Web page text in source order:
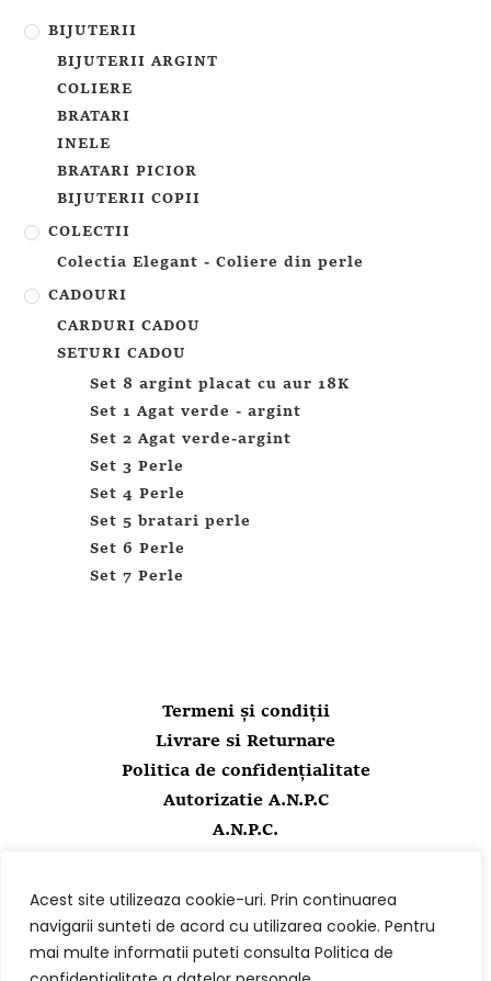
Acest site utilizeaza cookie-uri. Prin continuarea
navigarii sunteti de acord cu utilizarea cookie. Pentru
mai multe informatii puteti consulta Politica de
BIJUTERII
BIJUTERII ARGINT
COLIERE
BRATARI
INELE
BRATARI PICIOR
BIJUTERII COPII
COLECTII
Colectia Elegant - Coliere din perle
CADOURI
CARDURI CADOU
SETURI CADOU
Set 8 argint placat cu aur 18K
Set 1 Agat verde - argint
Set 2 Agat verde-argint
Set 3 Perle
Set 4 Perle
Set 5 bratari perle
Set 6 Perle
Set 7 Perle
Termeni și condiții
Livrare si Returnare
Politica de confidențialitate
Autorizatie A.N.P.C
A.N.P.C.
comenzi@diafanite.ro